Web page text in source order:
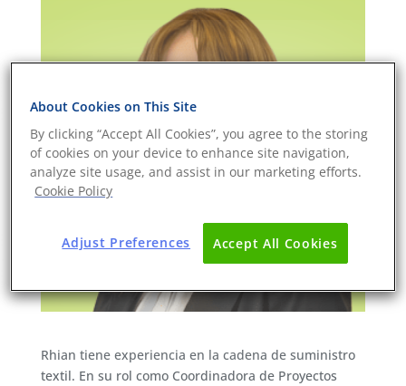
Rhian tiene experiencia en la cadena de suministro
textil. En su rol como Coordinadora de Proyectos
About Cookies on This Site
By clicking “Accept All Cookies”, you agree to the storing
of cookies on your device to enhance site navigation,
analyze site usage, and assist in our marketing efforts.
Cookie Policy
Accept All Cookies
Adjust Preferences